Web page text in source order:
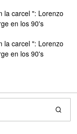
la carcel ": Lorenzo
en los 90's
la carcel ": Lorenzo
en los 90's